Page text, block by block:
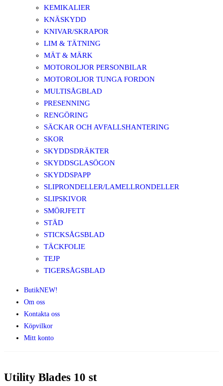
KEMIKALIER
KNÄSKYDD
KNIVAR/SKRAPOR
LIM & TÄTNING
MÄT & MÄRK
MOTOROLJOR PERSONBILAR
MOTOROLJOR TUNGA FORDON
MULTISÅGBLAD
PRESENNING
RENGÖRING
SÄCKAR OCH AVFALLSHANTERING
SKOR
SKYDDSDRÄKTER
SKYDDSGLASÖGON
SKYDDSPAPP
SLIPRONDELLER/LAMELLRONDELLER
SLIPSKIVOR
SMÖRJFETT
STÄD
STICKSÅGSBLAD
TÄCKFOLIE
TEJP
TIGERSÅGSBLAD
ButikNEW!
Om oss
Kontakta oss
Köpvilkor
Mitt konto
Utility Blades 10 st